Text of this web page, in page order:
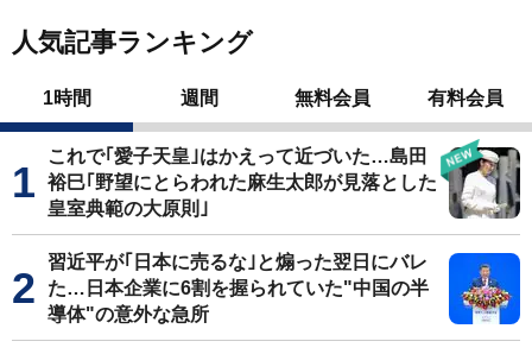
人気記事ランキング
1時間 週間 無料会員 有料会員
これで｢愛子天皇｣はかえって近づいた…島田
裕巳｢野望にとらわれた麻生太郎が見落とした
皇室典範の大原則｣
習近平が｢日本に売るな｣と煽った翌日にバレ
た…日本企業に6割を握られていた"中国の半
導体"の意外な急所